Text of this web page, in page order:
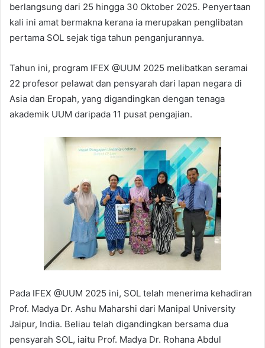
berlangsung dari 25 hingga 30 Oktober 2025. Penyertaan
kali ini amat bermakna kerana ia merupakan penglibatan
pertama SOL sejak tiga tahun penganjurannya.
Tahun ini, program IFEX @UUM 2025 melibatkan seramai
22 profesor pelawat dan pensyarah dari lapan negara di
Asia dan Eropah, yang digandingkan dengan tenaga
akademik UUM daripada 11 pusat pengajian.
Pada IFEX @UUM 2025 ini, SOL telah menerima kehadiran
Prof. Madya Dr. Ashu Maharshi dari Manipal University
Jaipur, India. Beliau telah digandingkan bersama dua
pensyarah SOL, iaitu Prof. Madya Dr. Rohana Abdul